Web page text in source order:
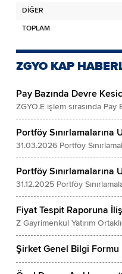
DİĞER
TOPLAM
ZGYO KAP
Pay Bazında Devre
ZGYO.E işlem sırasında
Portföy Sınırlamalarına
31.03.2026 Portföy
Portföy Sınırlamalarına
31.12.2025 Portföy
Fiyat Tespit Raporuna
Z Gayrimenkul Yatırım
Şirket Genel Bilgi Formu